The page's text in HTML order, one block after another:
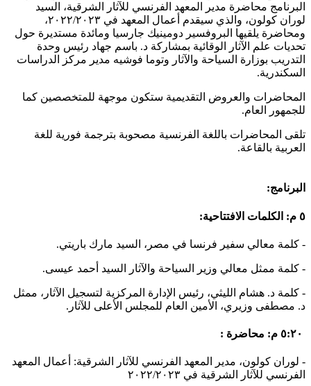
البرنامج محاضرة مدير المعهد الفرنسي للآثار الشرقية، السيد
لوران كولون، والذي سيقدم أعمال المعهد في ٢٠٢٢
/٢٠٢٣،
ومحاضرة يلقيها البروفسير دومينيك جارسيا ومائدة مستديرة حول
تحديات علم الآثار الوقائية بمشاركة د. باسم جهاد رئيس وحدة
التدريب بوزارة السياحة والآثار وتوما فوشيه مدير مركز الدراسات
السكندرية.
المحاضرات والعروض التقديمية ستكون موجهة للمتخصصين كما
للجمهور العام.
تلقى المحاضرات باللغة الفرنسية مصحوبة بترجمة فورية للغة
العربية بالقاعة.
البرنامج:
٥ م: الكلمات الافتتاحية:
- كلمة معالي سفير فرنسا في مصر، السيد مارك باريتي.
- كلمة ممثل معالي وزير السياحة والآثار السيد أحمد عيسى.
- كلمة د. هشام الليثي، رئيس الإدارة المركزية لتسجيل الآثار، ممثل
د. مصطفى وزيري، الأمين العام للمجلس الأعلى للآثار.
- لوران كولون، مدير المعهد الفرنسي للآثار الشرقية : أعمال المعهد
الفرنسي للآثار الشرقية في ٢٠٢٢/٢٠٢٣